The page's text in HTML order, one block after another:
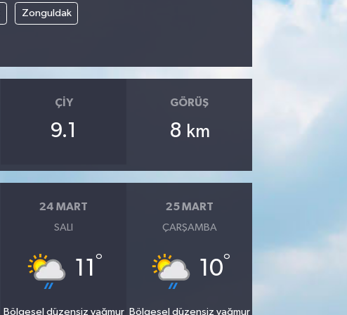
Zonguldak
ÇIY
9.1
GÖRÜŞ
8 km
24 MART
SALI
11 °
Bölgesel düzensiz yağmur
25 MART
ÇARŞAMBA
10°
Bölgesel düzensiz yağmur